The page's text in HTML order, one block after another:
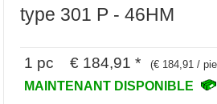
type 301 P - 46HM
1 pc € 184,91 * (€ 184,91 /
MAINTENANT DISPONIBLE